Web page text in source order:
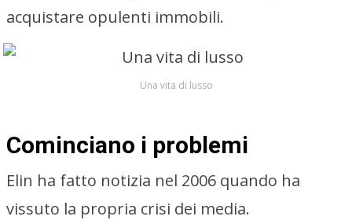
acquistare opulenti immobili.
Una vita di lusso
Cominciano i problemi
Elin ha fatto notizia nel 2006 quando ha
vissuto la propria crisi dei media.